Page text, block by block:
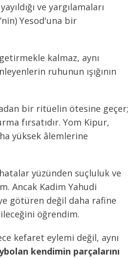
ve yargılamaları
Yesod'una bir
kalmaz, aynı
ruhunun ışığının
bir ritüelin ötesine geçer;
fırsatıdır. Yom Kipur,
yüksek âlemlerine
yüzünden suçluluk ve
Ancak Kadim Yahudi
götüren değil daha rafine
öğrendim.
kefaret eylemi değil, aynı
kendimin parçalarını